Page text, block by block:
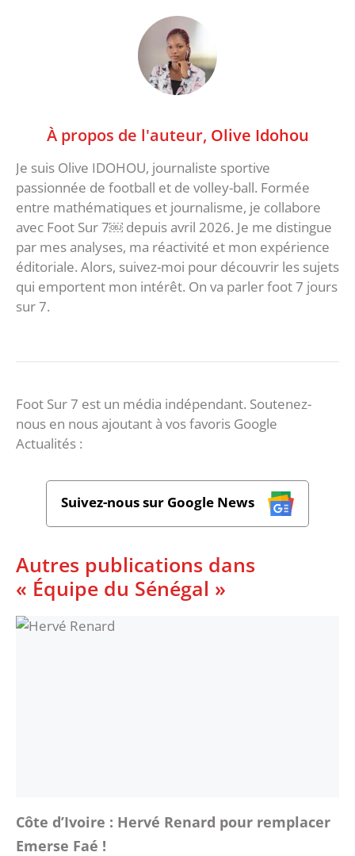
À propos de l'auteur, Olive Idohou
Je suis Olive IDOHOU, journaliste sportive
passionnée de football et de volley-ball. Formée
entre mathématiques et journalisme, je collabore
avec Foot Sur 7￼ depuis avril 2026. Je me distingue
par mes analyses, ma réactivité et mon expérience
éditoriale. Alors, suivez-moi pour découvrir les sujets
qui emportent mon intérêt. On va parler foot 7 jours
sur 7.
Foot Sur 7 est un média indépendant. Soutenez-
nous en nous ajoutant à vos favoris Google
Actualités :
Suivez-nous sur Google News
Autres publications dans
« Équipe du Sénégal »
Côte d’Ivoire : Hervé Renard pour remplacer
Emerse Faé !